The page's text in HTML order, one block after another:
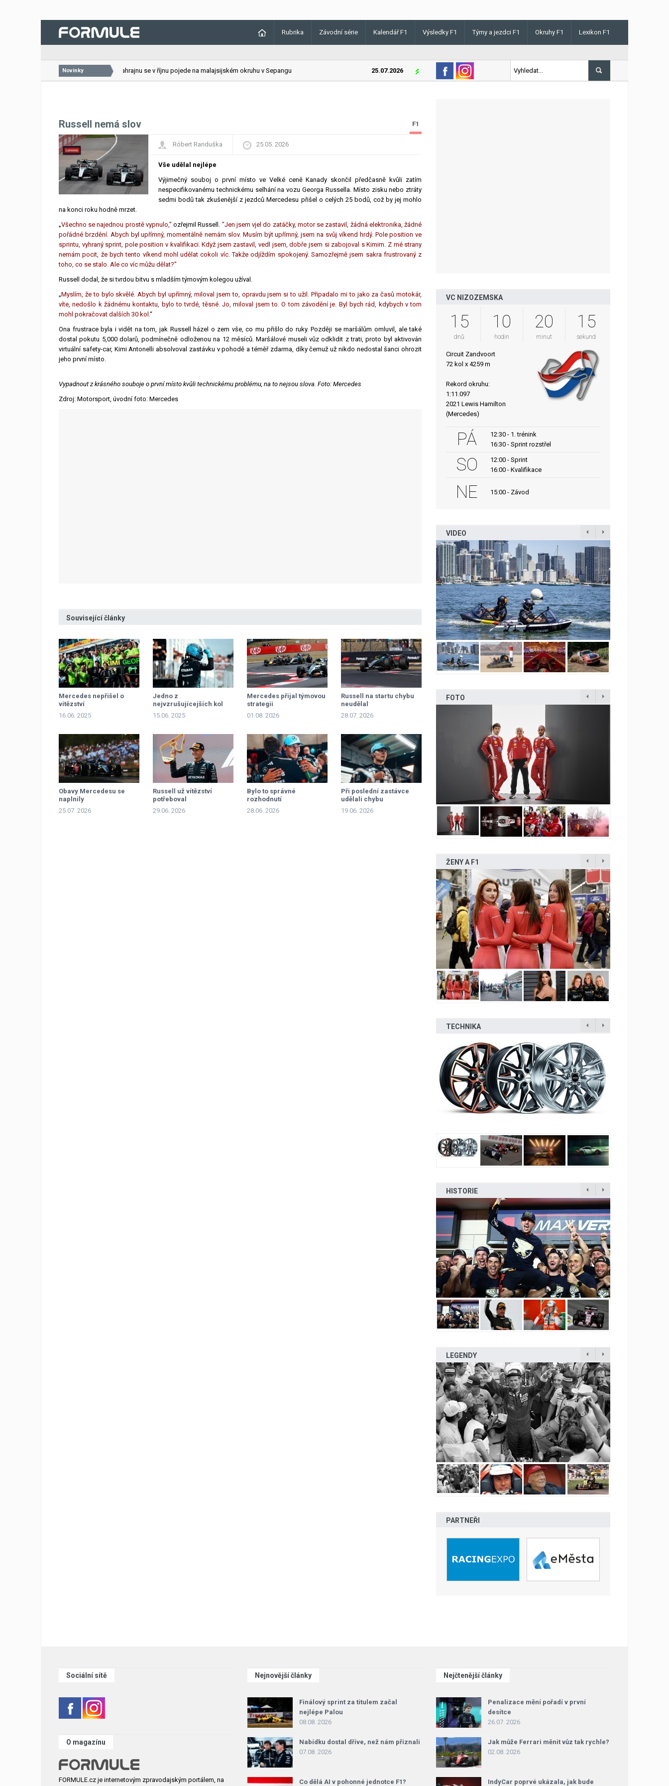
Rubrika Závodní série Kalendář F1 Výsledky F1 Týmy a jezdci F1 Okruhy F1 Lexikon F1
Novinky
26.07.2026 VC Bahrajnu se v říjnu pojede na malajsijském okruhu v Sepangu 25.07.2026 Lando Norris v Maďarsku letos poprvé vyhrál kvalifikaci
Russell nemá slov F1
Róbert Randuška 25.05. 2026
Vše udělal nejlépe
Výjimečný souboj o první místo ve Velké ceně Kanady skončil předčasně kvůli zatím
nespecifikovanému technickému selhání na vozu Georga Russella. Místo zisku nebo ztráty
sedmi bodů tak zkušenější z jezdců Mercedesu přišel o celých 25 bodů, což by jej mohlo
na konci roku hodně mrzet.
„Všechno se najednou prostě vypnulo,"ozřejmil Russell. "Jen jsem vjel do zatáčky, motor se zastavil, žádná elektronika, žádné
pořádné brzdění. Abych byl upřímný, momentálně nemám slov. Musím být upřímný, jsem na svůj víkend hrdý. Pole position ve
sprintu, vyhraný sprint, pole position v kvalifikaci. Když jsem zastavil, vedl jsem, dobře jsem si zabojoval s Kimim. Z mé strany
nemám pocit, že bych tento víkend mohl udělat cokoli víc. Takže odjíždím spokojený. Samozřejmě jsem sakra frustrovaný z
toho, co se stalo. Ale co víc můžu dělat?"
Russell dodal, že si tvrdou bitvu s mladším týmovým kolegou užíval.
„Myslím, že to bylo skvělé. Abych byl upřímný, miloval jsem to, opravdu jsem si to užil. Připadalo mi to jako za časů motokár,
víte, nedošlo k žádnému kontaktu, bylo to tvrdé, těsné. Jo, miloval jsem to. O tom závodění je. Byl bych rád, kdybych v tom
mohl pokračovat dalších 30 kol.“
Ona frustrace byla i vidět na tom, jak Russell házel o zem vše, co mu přišlo do ruky. Později se maršálům omluvil, ale také
dostal pokutu 5,000 dolarů, podmínečně odloženou na 12 měsíců. Maršálové museli vůz odklidit z trati, proto byl aktivován
virtuální safety-car, Kimi Antonelli absolvoval zastávku v pohodě a téměř zdarma, díky čemuž už nikdo nedostal šanci ohrozit
jeho první místo.
Vypadnout z krásného souboje o první místo kvůli technickému problému, na to nejsou slova. Foto: Mercedes
Zdroj: Motorsport, úvodní foto: Mercedes
Související články
Mercedes nepřišel o
vítězství
16.06. 2025
Jedno z
nejvzrušujícejších kol
15.06. 2025
Mercedes přijal týmovou
strategii
01.08. 2026
Russell na startu chybu
neudělal
28.07. 2026
Obavy Mercedesu se
naplnily
25.07. 2026
Russell už vítězství
potřeboval
29.06. 2026
Bylo to správné
rozhodnutí
28.06. 2026
Při poslední zastávce
udělali chybu
19.06. 2026
VC NIZOZEMSKA
15
dnů
10
hodin
20
minut
14
sekund
Circuit Zandvoort
72 kol x 4259 m
Rekord okruhu:
1:11.097
2021 Lewis Hamilton
(Mercedes)
PÁ
12:30 - 1. trénink
16:30 - Sprint rozstřel
SO
12:00 - Sprint
16:00 - Kvalifikace
NE 15:00 - Závod
VIDEO
FOTO
ŽENY A F1
TECHNIKA
HISTORIE
LEGENDY
PARTNEŘI
Sociální sítě
O magazínu
FORMULE.cz je internetovým zpravodajským portálem, na
Nejnovější články
Finálový sprint za titulem začal
nejlépe Palou
08.08. 2026
Nabídku dostal dříve, než nám přiznali
07.08. 2026
Co dělá AI v pohonné jednotce F1?
Nejčtenější články
Penalizace mění pořadí v první
desítce
26.07. 2026
Jak může Ferrari měnit vůz tak rychle?
02.08. 2026
IndyCar poprvé ukázala, jak bude